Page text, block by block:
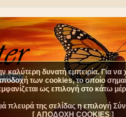
καλύτερη δυνατή εμπειρία. Για
των cookies, το οποίο
ως επιλογή στο κάτω
πλευρά της σελίδας η επιλογή
[ ΑΠΟΔΟΧΗ COOKIES ]